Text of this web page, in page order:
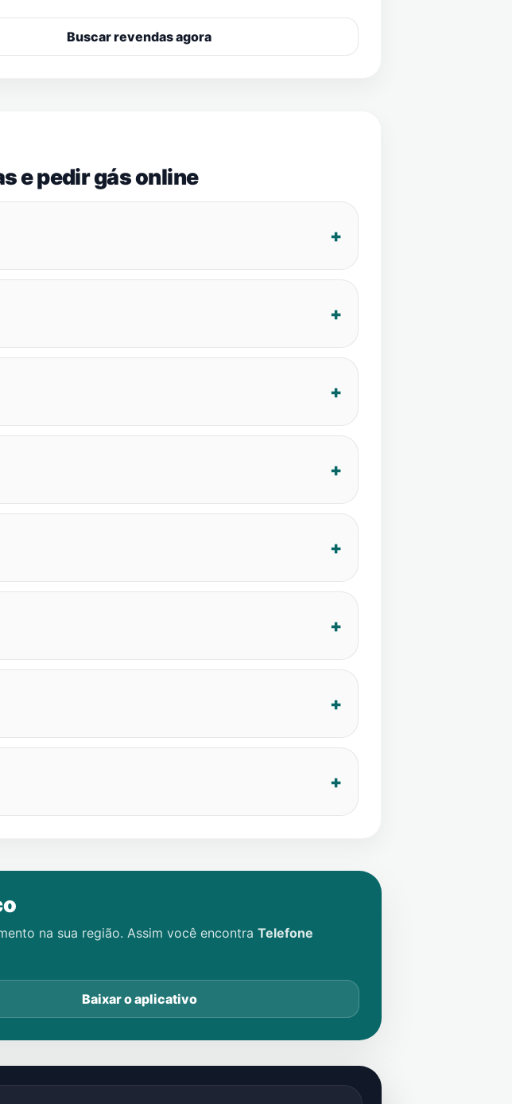
Buscar revendas agora
e pedir gás online
na sua região. Assim você encontra Telefone
Baixar o aplicativo